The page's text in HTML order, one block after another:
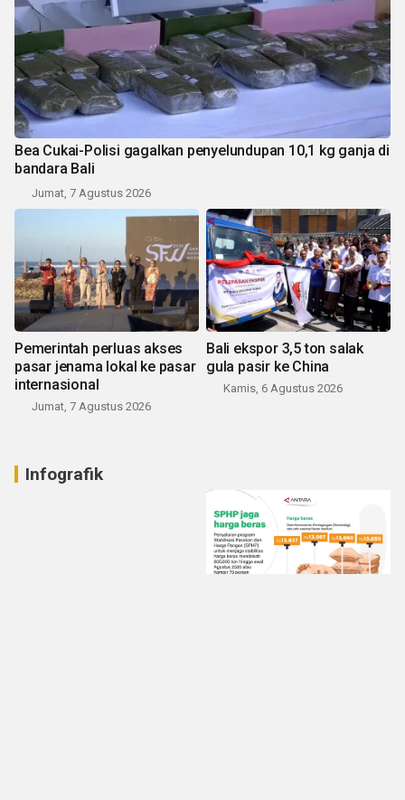
Bea Cukai-Polisi gagalkan penyelundupan 10,1 kg ganja di
bandara Bali
Jumat, 7 Agustus 2026
Pemerintah perluas akses
pasar jenama lokal ke pasar
internasional
Jumat, 7 Agustus 2026
Bali ekspor 3,5 ton salak
gula pasir ke China
Kamis, 6 Agustus 2026
Infografik